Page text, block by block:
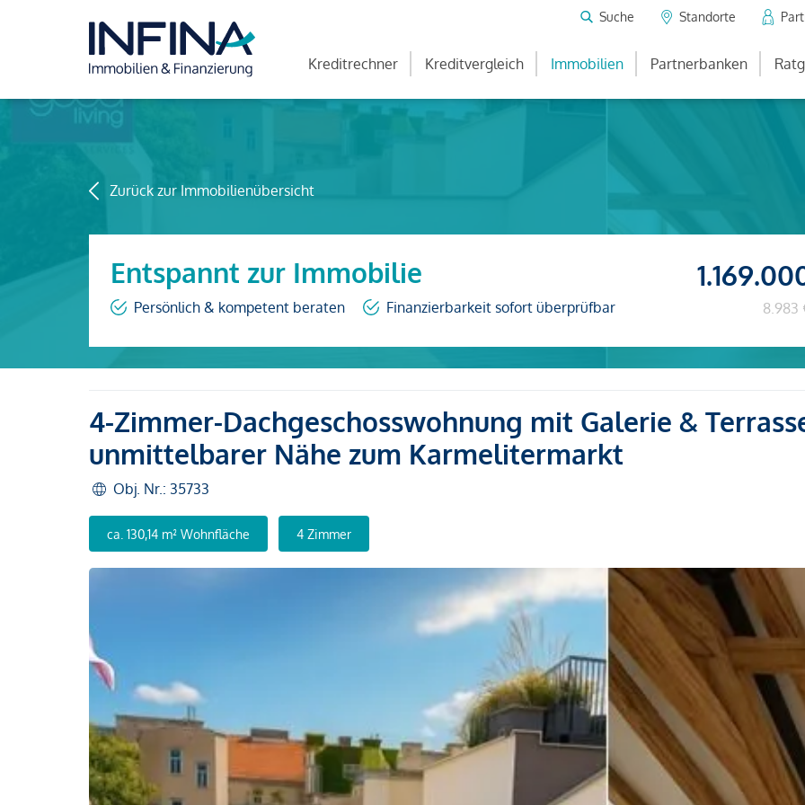
Suche Standorte
Kreditrechner Kreditvergleich Immobilien Partnerbanken
Zurück zur Immobilienübersicht
Entspannt zur Immobilie
Persönlich & kompetent beraten Finanzierbarkeit sofort überprüfbar 8.983
4-Zimmer-Dachgeschosswohnung mit Galerie &
unmittelbarer Nähe zum Karmelitermarkt
Obj. Nr.: 35733
ca. 130,14 m² Wohnfläche 4 Zimmer